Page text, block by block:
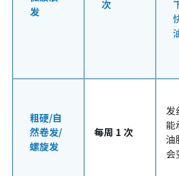
发
次
粗硬/自
然卷发/
螺旋发
每周 1 次
发
能
油
会